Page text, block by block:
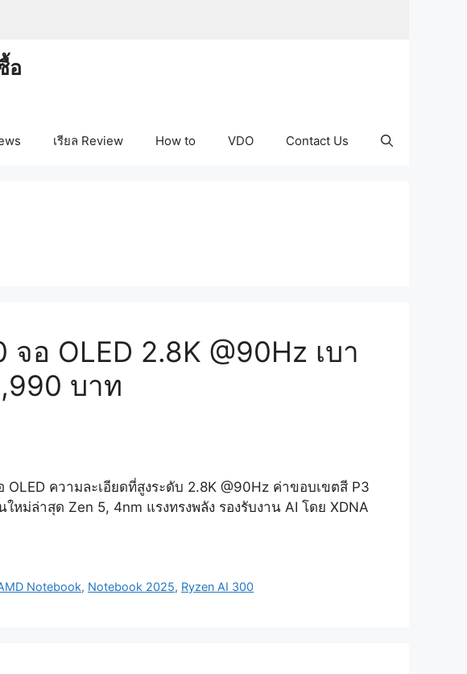
อ
เรียล Review How to VDO Contact Us
อ OLED 2.8K @90Hz เบา
บาท
ความละเอียดที่สูงระดับ 2.8K @90Hz ค่าขอบเขตสี P3
หม่ล่าสุด Zen 5, 4nm แรงทรงพลัง รองรับงาน AI โดย XDNA
Notebook, Notebook 2025, Ryzen AI 300